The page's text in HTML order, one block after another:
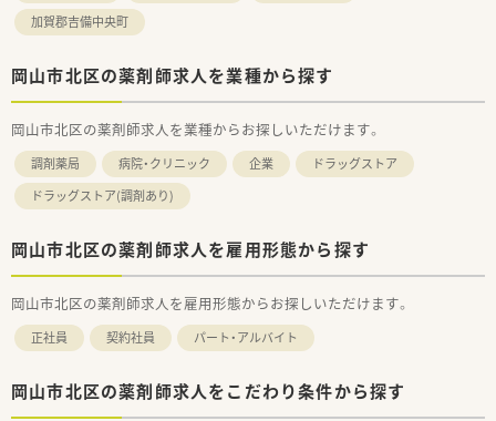
う、笑顔をキーワードに患者様の為に何ができるかを常に考え、
日々の業務を行います。
添って服薬指導を行う
「かかりつけ薬局」になること。その上で健康に関する相談窓口
る「健康サポート薬局」を目指し、さらに病院や介護施設などと
連携を強化することで地域包括ケアにつながっていく事に重き
を置いています。
■調剤事業にとどまらず、セルフメディケーションの推進・健康
拠点として情報の発信や健康イベント開催などの取り組みを行
■無菌調剤対応薬局の設置や関連会社の介護サービス事業を展
開するサンキ・ウエルビィ（株）との連携、そして中国地方最大級
の店舗網を生かし、地域の皆さまが安心して暮らせる街づくりを
支援します。
加賀郡吉備中央町
岡山市北区の薬剤師求人を業種から探す
岡山市北区の薬剤師求人を業種からお探しいただけます。
調剤薬局 病院・クリニック 企業
ドラッグストア
ドラッグストア(調剤あり)
岡山市北区の薬剤師求人を雇用形態から探す
岡山市北区の薬剤師求人を雇用形態からお探しいただけます。
正社員 契約社員 パート・アルバイト
岡山市北区の薬剤師求人をこだわり条件から探す